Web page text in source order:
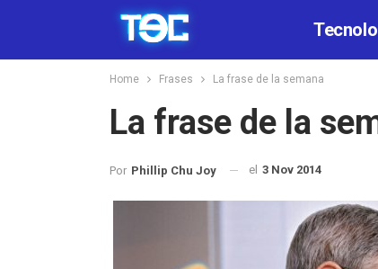
Home Frases La frase de la semana
La frase de la
Por Phillip Chu Joy el 3 Nov 2014